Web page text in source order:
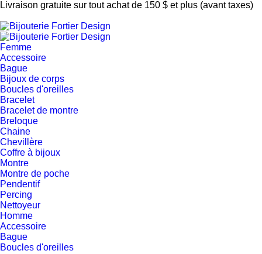
Livraison gratuite sur tout achat de 150 $ et plus (avant taxes)
Femme
Accessoire
Bague
Bijoux de corps
Boucles d'oreilles
Bracelet
Bracelet de montre
Breloque
Chaine
Chevillère
Coffre à bijoux
Montre
Montre de poche
Pendentif
Percing
Nettoyeur
Homme
Accessoire
Bague
Boucles d'oreilles